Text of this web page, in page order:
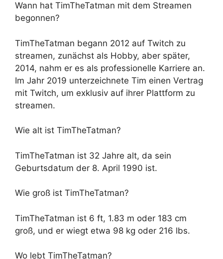
Wann hat TimTheTatman mit dem Streamen
begonnen?
TimTheTatman begann 2012 auf Twitch zu
streamen, zunächst als Hobby, aber später,
2014, nahm er es als professionelle Karriere an.
Im Jahr 2019 unterzeichnete Tim einen Vertrag
mit Twitch, um exklusiv auf ihrer Plattform zu
streamen.
Wie alt ist TimTheTatman?
TimTheTatman ist 32 Jahre alt, da sein
Geburtsdatum der 8. April 1990 ist.
Wie groß ist TimTheTatman?
TimTheTatman ist 6 ft, 1.83 m oder 183 cm
groß, und er wiegt etwa 98 kg oder 216 lbs.
Wo lebt TimTheTatman?